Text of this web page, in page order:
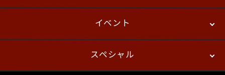
パッチノート
イベント
プレイヤーズ
スペシャル